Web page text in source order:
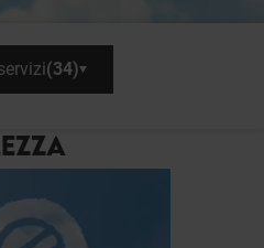
(34)